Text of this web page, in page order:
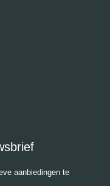
aanbiedingen te